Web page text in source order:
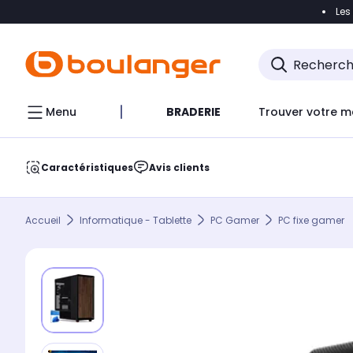
Accéder
Menu BRADERIE Trouver votre
Caractéristiques Avis clients
Accueil Informatique - Tablette PC Gamer PC fixe gamer